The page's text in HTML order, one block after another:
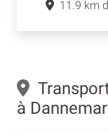
11.9 km
à